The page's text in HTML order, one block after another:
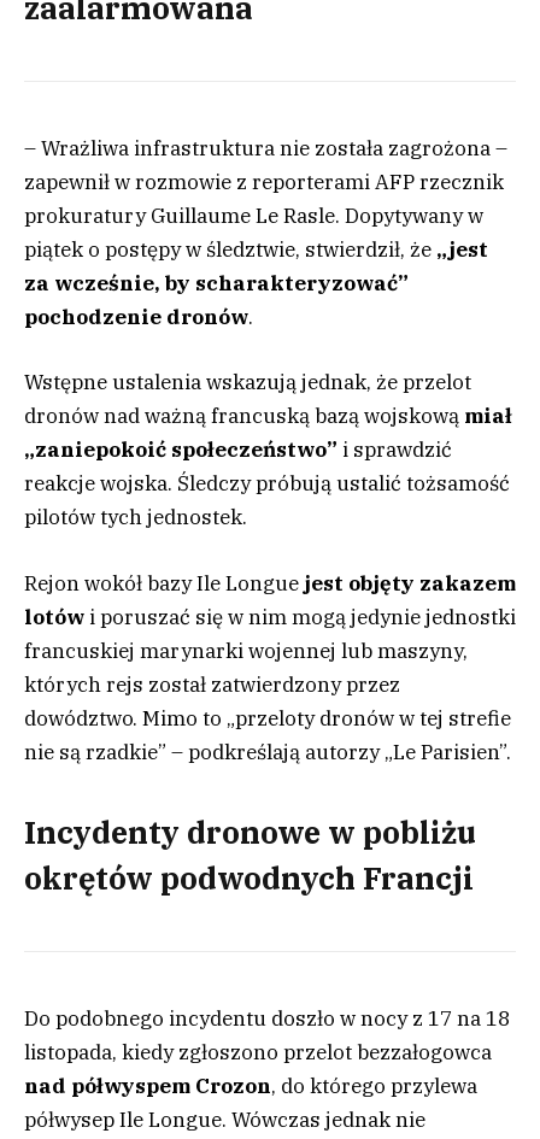
zaalarmowana
– Wrażliwa infrastruktura nie została zagrożona –
zapewnił w rozmowie z reporterami AFP rzecznik
prokuratury Guillaume Le Rasle. Dopytywany w
piątek o postępy w śledztwie, stwierdził, że „jest
za wcześnie, by scharakteryzować”
pochodzenie dronów.
Wstępne ustalenia wskazują jednak, że przelot
dronów nad ważną francuską bazą wojskową miał
„zaniepokoić społeczeństwo” i sprawdzić
reakcje wojska. Śledczy próbują ustalić tożsamość
pilotów tych jednostek.
Rejon wokół bazy Ile Longue jest objęty zakazem
lotów i poruszać się w nim mogą jedynie jednostki
francuskiej marynarki wojennej lub maszyny,
których rejs został zatwierdzony przez
dowództwo. Mimo to „przeloty dronów w tej strefie
nie są rzadkie” – podkreślają autorzy „Le Parisien”.
Incydenty dronowe w pobliżu
okrętów podwodnych Francji
Do podobnego incydentu doszło w nocy z 17 na 18
listopada, kiedy zgłoszono przelot bezzałogowca
nad półwyspem Crozon, do którego przylewa
półwysep Ile Longue. Wówczas jednak nie